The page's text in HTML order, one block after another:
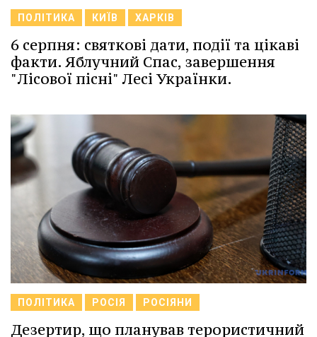
ПОЛІТИКА КИЇВ ХАРКІВ
6 серпня: святкові дати, події та цікаві
факти. Яблучний Спас, завершення
"Лісової пісні" Лесі Українки.
ПОЛІТИКА РОСІЯ РОСІЯНИ
Дезертир, що планував терористичний